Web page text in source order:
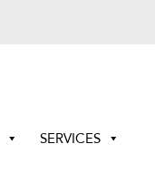
SERVICES